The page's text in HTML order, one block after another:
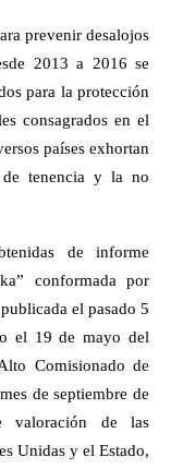
prevenir desalojos
2013 a 2016 se
para la protección
consagrados en el
países exhortan
de tenencia y la no
de informe
conformada por
el pasado 5
el 19 de mayo del
Comisionado de
de septiembre de
valoración de las
Unidas y el Estado,